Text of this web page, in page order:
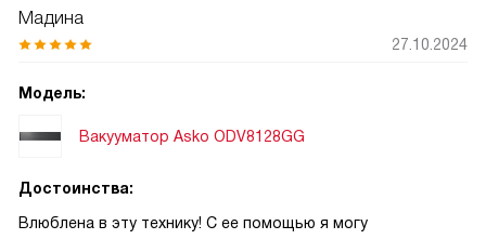
мариновать их прямо в пакете. Мясо после такого
маринования получается невероятно сочным и
Еще одним плюсом является возможность регулировать
позволяет мне выбирать оптимальные параметры для
Мне очень нравится дизайн устройства. Сенсорное
управление и стильный жемчужно-серый цвет делают его
Мадина
27.10.2024
Модель:
Вакууматор Asko ODV8128GG
Достоинства:
Влюблена в эту технику! С ее помощью я могу